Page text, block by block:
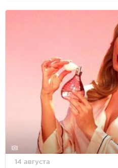
14 августа